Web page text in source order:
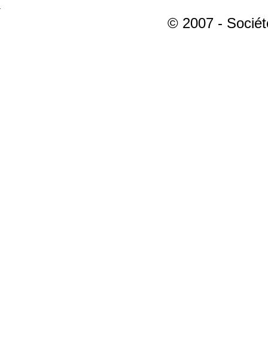
© 2007 -